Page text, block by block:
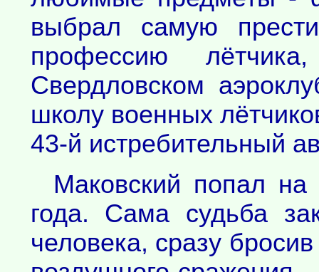
выбрал самую
профессию
Свердловском
школу военных
43-й истребительный
Маковский попал
года. Сама судьба
человека, сразу